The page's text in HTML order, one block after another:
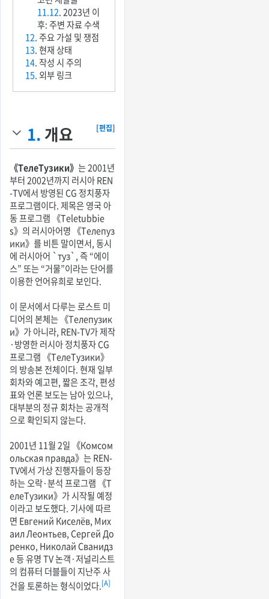
11.12. 2023년 이
후: 주변 자료 수색
12. 주요 가설 및 쟁점
13. 현재 상태
14. 작성 시 주의
15. 외부 링크
1. 개요 [편집]
《ТелеТузики》 는 2001년
부터 2002년까지 러시아 REN
-TV에서 방영된 CG 정치풍자
프로그램이다. 제목은 영국 아
동 프로그램 《Teletubbie
s》의 러시아어명 《Телепуз
ики》를 비튼 말이면서, 동시
에 러시아어 `туз`, 즉 “에이
스” 또는 “거물”이라는 단어를
이용한 언어유희로 보인다.
이 문서에서 다루는 로스트 미
디어의 본체는 《Телепузик
и》가 아니라, REN-TV가 제작
·방영한 러시아 정치풍자 CG
프로그램 《ТелеТузики》
의 방송본 전체이다. 현재 일부
회차와 예고편, 짧은 조각, 편성
표와 언론 보도는 남아 있으나,
대부분의 정규 회차는 공개적
으로 확인되지 않는다.
2001년 11월 2일 《Комсом
ольская правда》는 REN-
TV에서 가상 진행자들이 등장
하는 오락·분석 프로그램 《Т
елеТузики》가 시작될 예정
이라고 보도했다. 기사에 따르
면 Евгений Киселёв, Мих
аил Леонтьев, Сергей До
ренко, Николай Сванидз
е 등 유명 TV 논객·저널리스트
의 컴퓨터 더블들이 지난주 사
건을 토론하는 형식이었다.[A]